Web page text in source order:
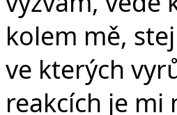
kolem mě,
ve kterých
reakcích je mi